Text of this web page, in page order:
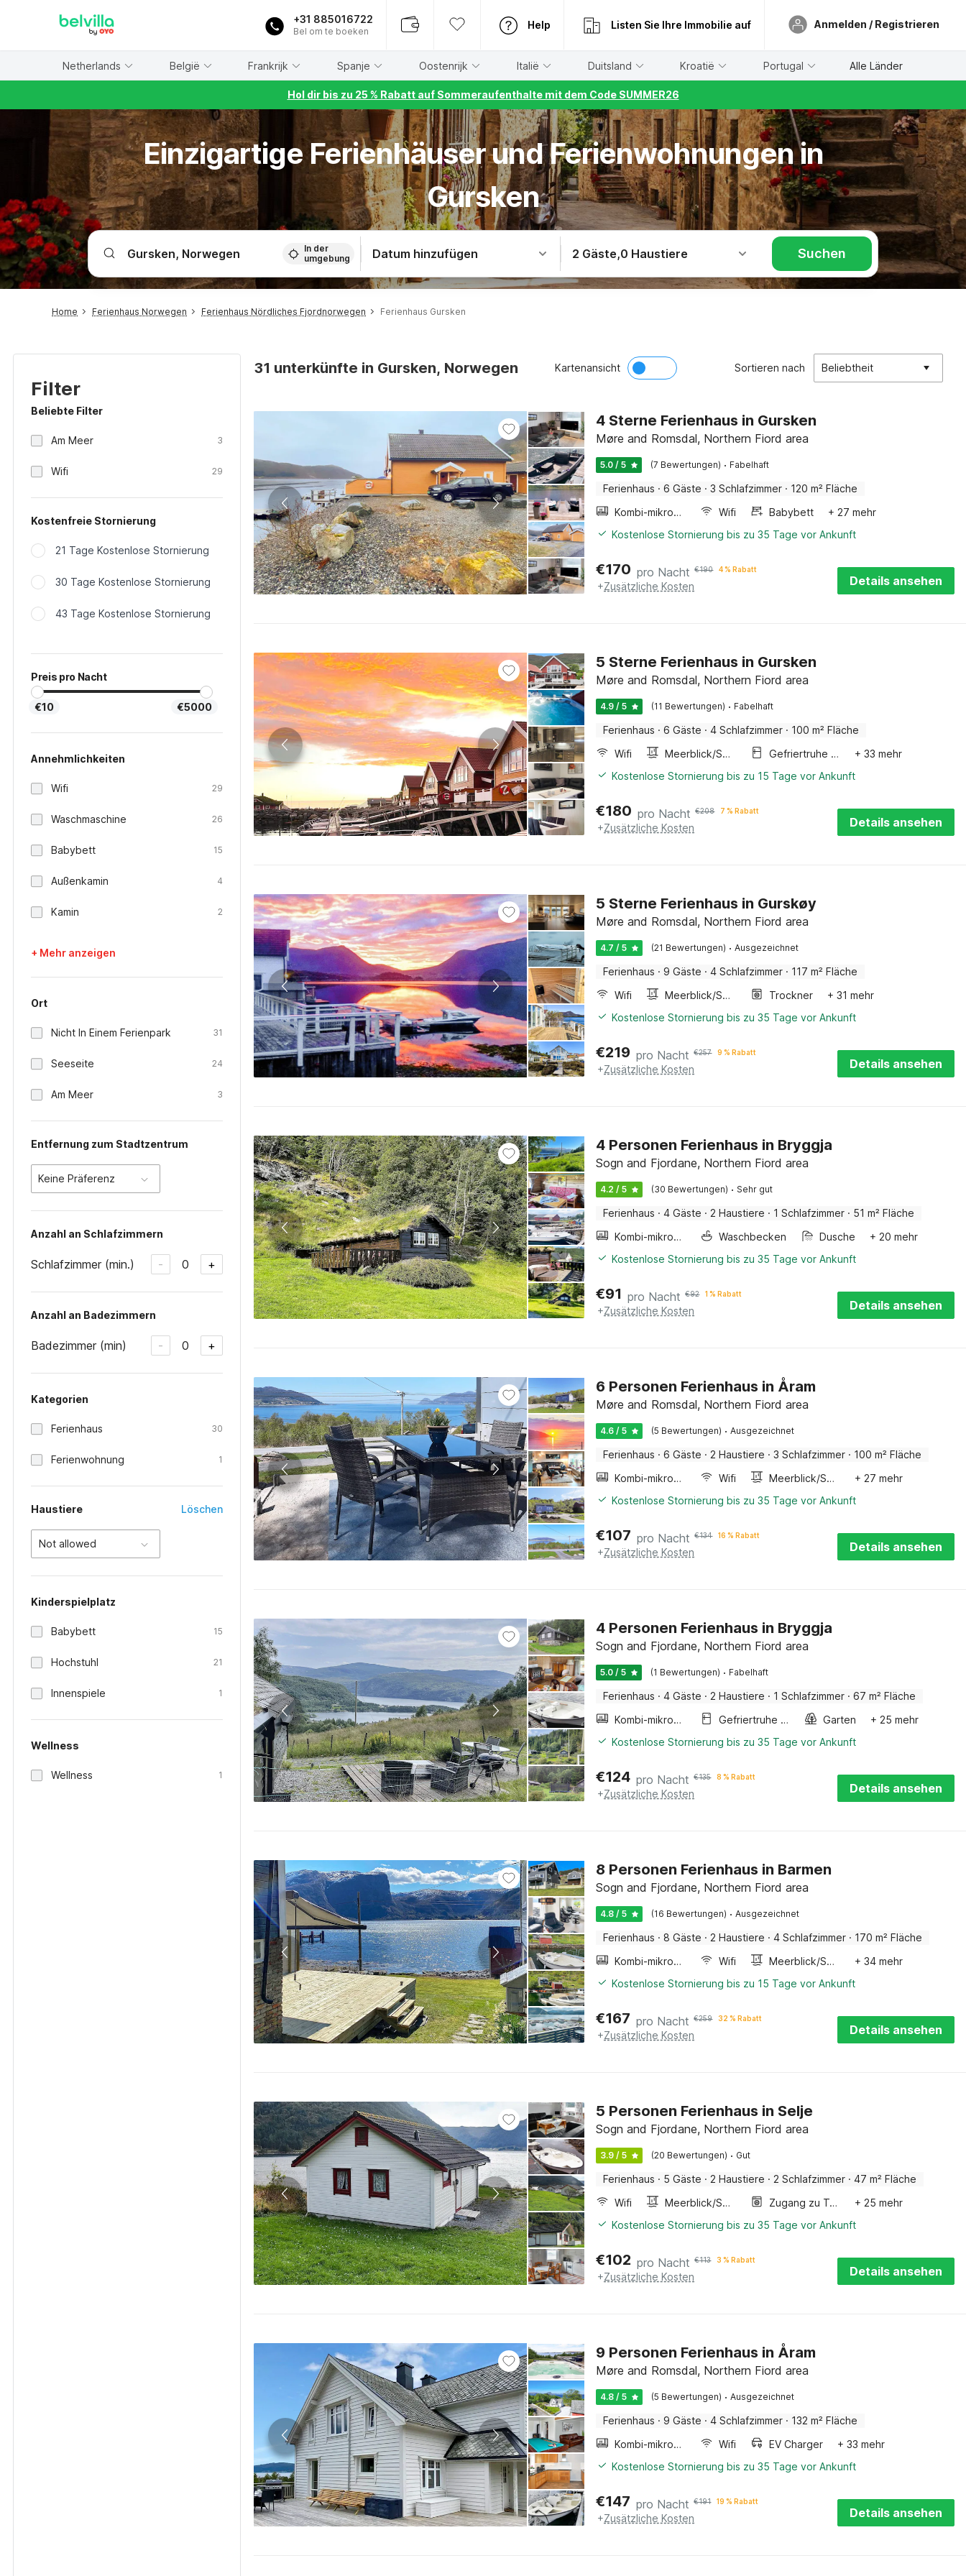
+31 885016722
Bel om te boeken
Help Listen Sie Ihre Immobilie auf Anmelden / Registrieren
Netherlands België Frankrijk Spanje Oostenrijk Italië Duitsland Kroatië Portugal Alle Länder
Hol dir bis zu 25 % Rabatt auf Sommeraufenthalte mit dem Code SUMMER26
Einzigartige Ferienhäuser und Ferienwohnungen in
Gursken
In der
umgebung
Datum hinzufügen 2 Gäste,0 Haustiere Suchen
Home Ferienhaus Norwegen Ferienhaus Nördliches Fjordnorwegen Ferienhaus Gursken
Filter
Beliebte Filter
Am Meer 3
Wifi 29
Kostenfreie Stornierung
21 Tage Kostenlose Stornierung
30 Tage Kostenlose Stornierung
43 Tage Kostenlose Stornierung
Preis pro Nacht
€10 €5000
Annehmlichkeiten
Wifi 29
Waschmaschine 26
Babybett 15
Außenkamin 4
Kamin 2
+ Mehr anzeigen
Ort
Nicht In Einem Ferienpark 31
Seeseite 24
Am Meer 3
Entfernung zum Stadtzentrum
Keine Präferenz
Anzahl an Schlafzimmern
Schlafzimmer (min.) - 0 +
Anzahl an Badezimmern
Badezimmer (min) - 0 +
Kategorien
Ferienhaus 30
Ferienwohnung 1
Haustiere Löschen
Not allowed
Kinderspielplatz
Babybett 15
Hochstuhl 21
Innenspiele 1
Wellness
Wellness 1
31 unterkünfte in Gursken, Norwegen Kartenansicht Sortieren nach Beliebtheit
4 Sterne Ferienhaus in Gursken
Møre and Romsdal, Northern Fiord area
5.0 / 5 (7 Bewertungen) · Fabelhaft
Ferienhaus · 6 Gäste · 3 Schlafzimmer · 120 m² Fläche
Kombi-mikrowelle
Wifi Babybett
+ 27 mehr
Kostenlose Stornierung bis zu 35 Tage vor Ankunft
€170 pro Nacht €190 4 % Rabatt
+Zusätzliche Kosten Details ansehen
5 Sterne Ferienhaus in Gursken
Møre and Romsdal, Northern Fiord area
4.9 / 5 (11 Bewertungen) · Fabelhaft
Ferienhaus · 6 Gäste · 4 Schlafzimmer · 100 m² Fläche
Wifi
Meerblick/Seeblick Gefriertruhe 200-249 l.
+ 33 mehr
Kostenlose Stornierung bis zu 15 Tage vor Ankunft
€180 pro Nacht €208 7 % Rabatt
+Zusätzliche Kosten Details ansehen
5 Sterne Ferienhaus in Gurskøy
Møre and Romsdal, Northern Fiord area
4.7 / 5 (21 Bewertungen) · Ausgezeichnet
Ferienhaus · 9 Gäste · 4 Schlafzimmer · 117 m² Fläche
Wifi
Meerblick/Seeblick Trockner
+ 31 mehr
Kostenlose Stornierung bis zu 35 Tage vor Ankunft
€219 pro Nacht €257 9 % Rabatt
+Zusätzliche Kosten Details ansehen
4 Personen Ferienhaus in Bryggja
Sogn and Fjordane, Northern Fiord area
4.2 / 5 (30 Bewertungen) · Sehr gut
Ferienhaus · 4 Gäste · 2 Haustiere · 1 Schlafzimmer · 51 m² Fläche
Kombi-mikrowelle
Waschbecken Dusche
+ 20 mehr
Kostenlose Stornierung bis zu 35 Tage vor Ankunft
€91 pro Nacht €92 1 % Rabatt
+Zusätzliche Kosten Details ansehen
6 Personen Ferienhaus in Åram
Møre and Romsdal, Northern Fiord area
4.6 / 5 (5 Bewertungen) · Ausgezeichnet
Ferienhaus · 6 Gäste · 2 Haustiere · 3 Schlafzimmer · 100 m² Fläche
Kombi-mikrowelle
Wifi Meerblick/Seeblick
+ 27 mehr
Kostenlose Stornierung bis zu 35 Tage vor Ankunft
€107 pro Nacht €134 16 % Rabatt
+Zusätzliche Kosten Details ansehen
4 Personen Ferienhaus in Bryggja
Sogn and Fjordane, Northern Fiord area
5.0 / 5 (1 Bewertungen) · Fabelhaft
Ferienhaus · 4 Gäste · 2 Haustiere · 1 Schlafzimmer · 67 m² Fläche
Kombi-mikrowelle
Gefriertruhe 200-249 l. Garten
+ 25 mehr
Kostenlose Stornierung bis zu 35 Tage vor Ankunft
€124 pro Nacht €135 8 % Rabatt
+Zusätzliche Kosten Details ansehen
8 Personen Ferienhaus in Barmen
Sogn and Fjordane, Northern Fiord area
4.8 / 5 (16 Bewertungen) · Ausgezeichnet
Ferienhaus · 8 Gäste · 2 Haustiere · 4 Schlafzimmer · 170 m² Fläche
Kombi-mikrowelle
Wifi Meerblick/Seeblick
+ 34 mehr
Kostenlose Stornierung bis zu 15 Tage vor Ankunft
€167 pro Nacht €259 32 % Rabatt
+Zusätzliche Kosten Details ansehen
5 Personen Ferienhaus in Selje
Sogn and Fjordane, Northern Fiord area
3.9 / 5 (20 Bewertungen) · Gut
Ferienhaus · 5 Gäste · 2 Haustiere · 2 Schlafzimmer · 47 m² Fläche
Wifi
Meerblick/Seeblick Zugang zu Trockner
+ 25 mehr
Kostenlose Stornierung bis zu 35 Tage vor Ankunft
€102 pro Nacht €113 3 % Rabatt
+Zusätzliche Kosten Details ansehen
9 Personen Ferienhaus in Åram
Møre and Romsdal, Northern Fiord area
4.8 / 5 (5 Bewertungen) · Ausgezeichnet
Ferienhaus · 9 Gäste · 4 Schlafzimmer · 132 m² Fläche
Kombi-mikrowelle
Wifi EV Charger
+ 33 mehr
Kostenlose Stornierung bis zu 35 Tage vor Ankunft
€147 pro Nacht €191 19 % Rabatt
+Zusätzliche Kosten Details ansehen